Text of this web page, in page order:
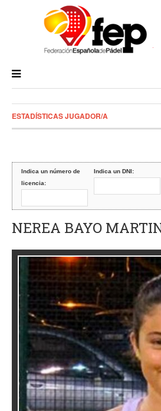
ESTADÍSTICAS JUGADOR/A
Indica un número de
licencia:
Indica un DNI:
NEREA BAYO